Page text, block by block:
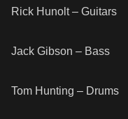
Rick Hunolt – Guitars
Jack Gibson – Bass
Tom Hunting – Drums